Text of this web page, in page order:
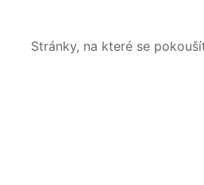
Stránky, na které se